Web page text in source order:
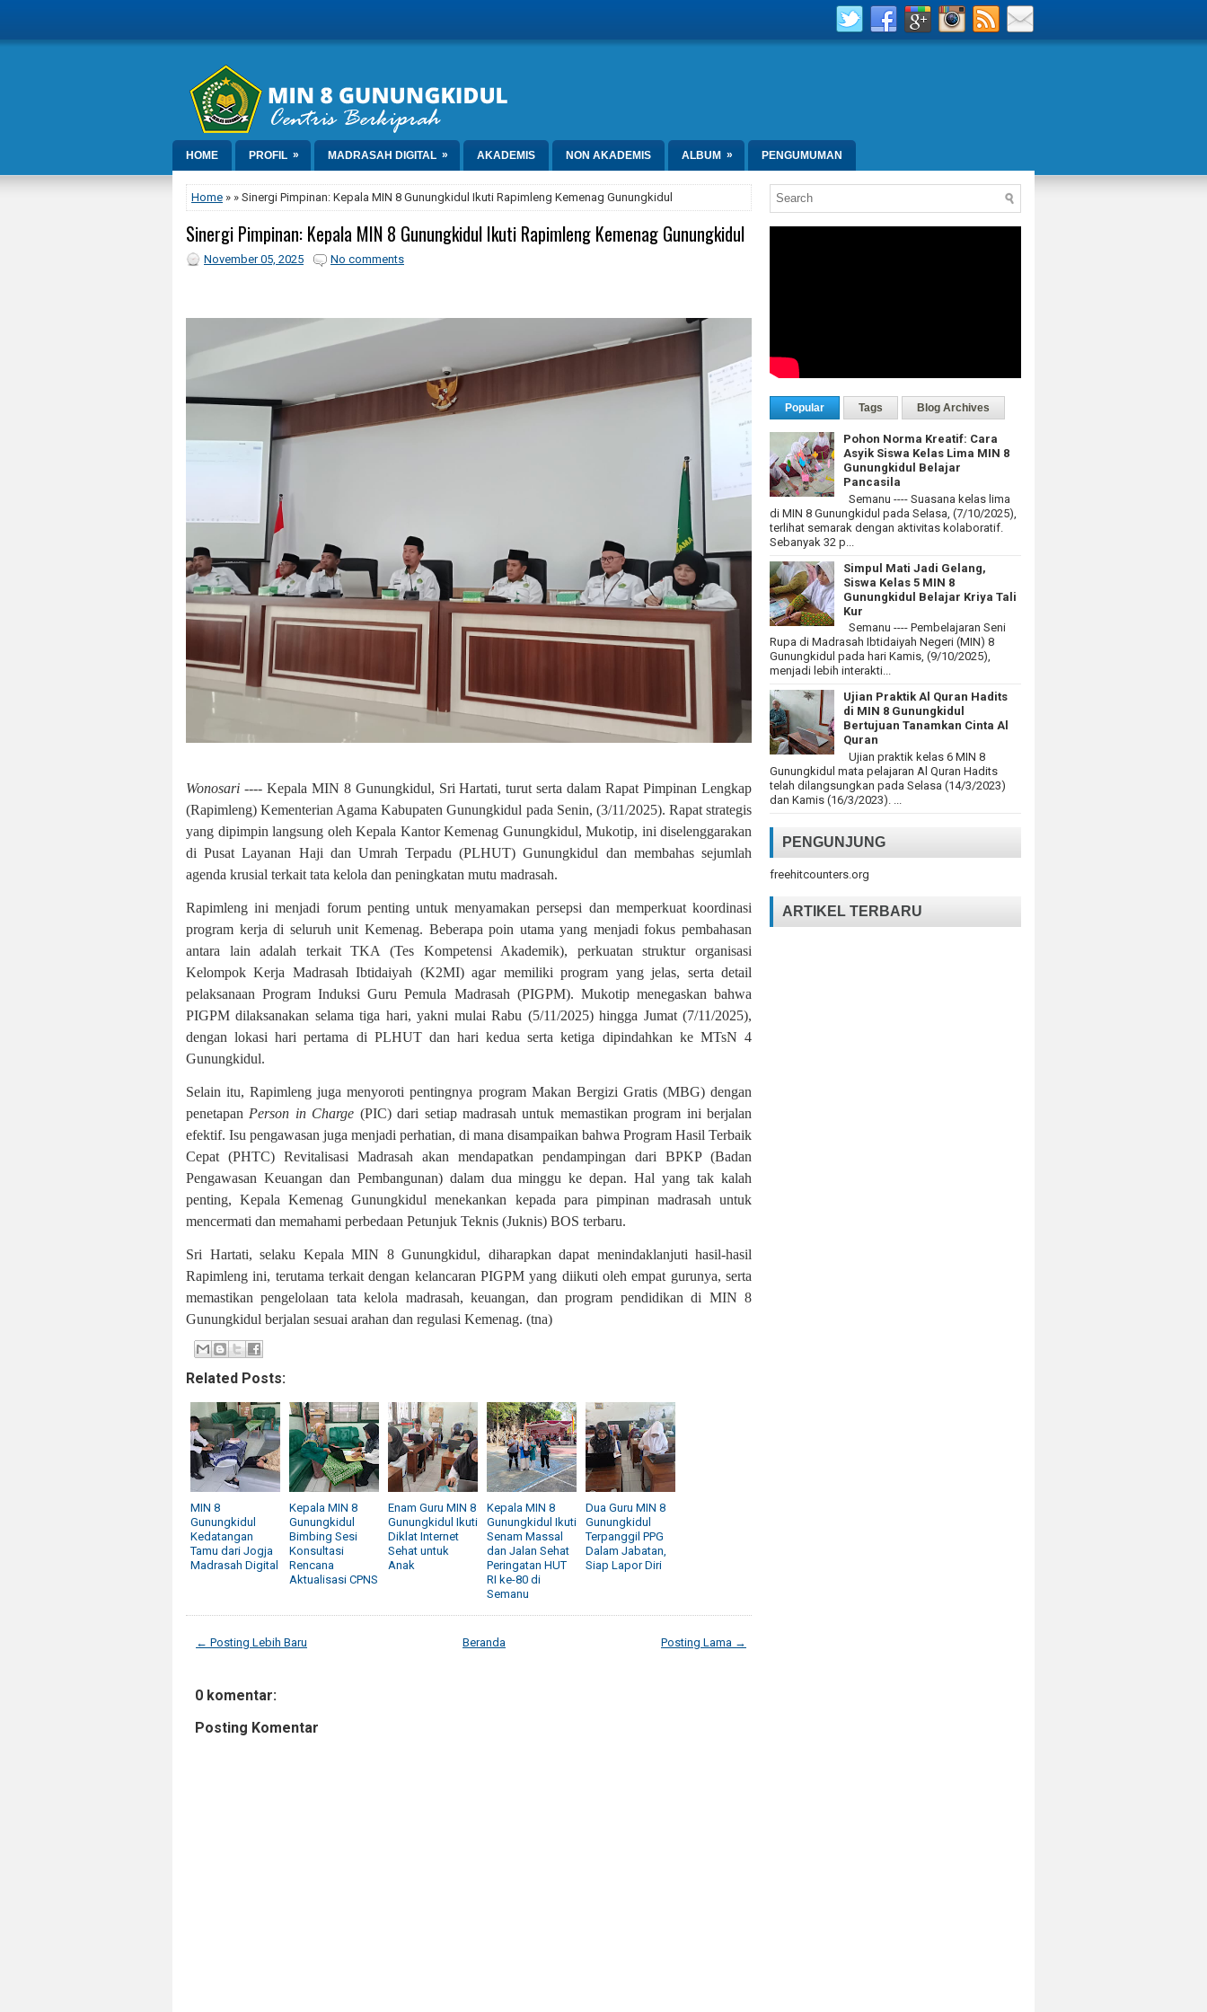
HOME PROFIL » MADRASAH DIGITAL » AKADEMIS NON AKADEMIS ALBUM » PENGUMUMAN
Home » » Sinergi Pimpinan: Kepala MIN 8 Gunungkidul Ikuti Rapimleng Kemenag Gunungkidul
Sinergi Pimpinan: Kepala MIN 8 Gunungkidul Ikuti Rapimleng Kemenag Gunungkidul
November 05, 2025 No comments
Wonosari ---- Kepala MIN 8 Gunungkidul, Sri Hartati, turut serta dalam Rapat Pimpinan Lengkap
(Rapimleng) Kementerian Agama Kabupaten Gunungkidul pada Senin, (3/11/2025). Rapat strategis
yang dipimpin langsung oleh Kepala Kantor Kemenag Gunungkidul, Mukotip, ini diselenggarakan
di Pusat Layanan Haji dan Umrah Terpadu (PLHUT) Gunungkidul dan membahas sejumlah
agenda krusial terkait tata kelola dan peningkatan mutu madrasah.
Rapimleng ini menjadi forum penting untuk menyamakan persepsi dan memperkuat koordinasi
program kerja di seluruh unit Kemenag. Beberapa poin utama yang menjadi fokus pembahasan
antara lain adalah terkait TKA (Tes Kompetensi Akademik), perkuatan struktur organisasi
Kelompok Kerja Madrasah Ibtidaiyah (K2MI) agar memiliki program yang jelas, serta detail
pelaksanaan Program Induksi Guru Pemula Madrasah (PIGPM). Mukotip menegaskan bahwa
PIGPM dilaksanakan selama tiga hari, yakni mulai Rabu (5/11/2025) hingga Jumat (7/11/2025),
dengan lokasi hari pertama di PLHUT dan hari kedua serta ketiga dipindahkan ke MTsN 4
Gunungkidul.
Selain itu, Rapimleng juga menyoroti pentingnya program Makan Bergizi Gratis (MBG) dengan
penetapan Person in Charge (PIC) dari setiap madrasah untuk memastikan program ini berjalan
efektif. Isu pengawasan juga menjadi perhatian, di mana disampaikan bahwa Program Hasil Terbaik
Cepat (PHTC) Revitalisasi Madrasah akan mendapatkan pendampingan dari BPKP (Badan
Pengawasan Keuangan dan Pembangunan) dalam dua minggu ke depan. Hal yang tak kalah
penting, Kepala Kemenag Gunungkidul menekankan kepada para pimpinan madrasah untuk
mencermati dan memahami perbedaan Petunjuk Teknis (Juknis) BOS terbaru.
Sri Hartati, selaku Kepala MIN 8 Gunungkidul, diharapkan dapat menindaklanjuti hasil-hasil
Rapimleng ini, terutama terkait dengan kelancaran PIGPM yang diikuti oleh empat gurunya, serta
memastikan pengelolaan tata kelola madrasah, keuangan, dan program pendidikan di MIN 8
Gunungkidul berjalan sesuai arahan dan regulasi Kemenag. (tna)
Related Posts:
MIN 8
Gunungkidul
Kedatangan
Tamu dari Jogja
Madrasah Digital
Kepala MIN 8
Gunungkidul
Bimbing Sesi
Konsultasi
Rencana
Aktualisasi CPNS
Enam Guru MIN 8
Gunungkidul Ikuti
Diklat Internet
Sehat untuk
Anak
Kepala MIN 8
Gunungkidul Ikuti
Senam Massal
dan Jalan Sehat
Peringatan HUT
RI ke-80 di
Semanu
Dua Guru MIN 8
Gunungkidul
Terpanggil PPG
Dalam Jabatan,
Siap Lapor Diri
← Posting Lebih Baru Posting Lama →
Beranda
0 komentar:
Posting Komentar
Popular Tags Blog Archives
Pohon Norma Kreatif: Cara
Asyik Siswa Kelas Lima MIN 8
Gunungkidul Belajar
Pancasila
Semanu ---- Suasana kelas lima
di MIN 8 Gunungkidul pada Selasa, (7/10/2025),
terlihat semarak dengan aktivitas kolaboratif.
Sebanyak 32 p...
Simpul Mati Jadi Gelang,
Siswa Kelas 5 MIN 8
Gunungkidul Belajar Kriya Tali
Kur
Semanu ---- Pembelajaran Seni
Rupa di Madrasah Ibtidaiyah Negeri (MIN) 8
Gunungkidul pada hari Kamis, (9/10/2025),
menjadi lebih interakti...
Ujian Praktik Al Quran Hadits
di MIN 8 Gunungkidul
Bertujuan Tanamkan Cinta Al
Quran
Ujian praktik kelas 6 MIN 8
Gunungkidul mata pelajaran Al Quran Hadits
telah dilangsungkan pada Selasa (14/3/2023)
dan Kamis (16/3/2023). ...
PENGUNJUNG
freehitcounters.org
ARTIKEL TERBARU